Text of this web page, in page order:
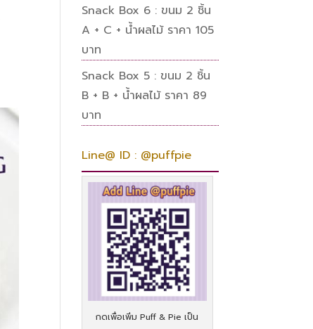
Snack Box 6 : ขนม 2 ชิ้น
A + C + น้ำผลไม้ ราคา 105
บาท
Snack Box 5 : ขนม 2 ชิ้น
B + B + น้ำผลไม้ ราคา 89
บาท
Line@ ID : @puffpie
กดเพื่อเพิ่ม Puff & Pie เป็น